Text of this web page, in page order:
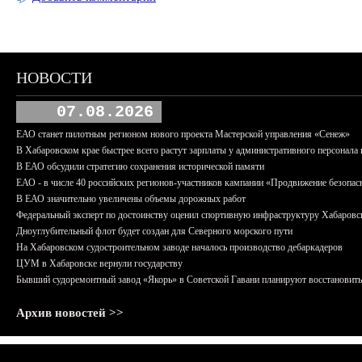
НОВОСТИ
07.08.2026
ЕАО станет пилотным регионом нового проекта Мастерской управления «Сенеж»
В Хабаровском крае быстрее всего растут зарплаты у административного персонала
В ЕАО обсудили стратегию сохранения исторической памяти
ЕАО - в числе 40 российских регионов-участников кампании «Продвижение
В ЕАО значительно увеличены объемы дорожных работ
Федеральный эксперт по достоинству оценил спортивную инфраструктуру
Дноуглубительный флот будет создан для Северного морского пути
На Хабаровском судостроительном заводе началось производство дебаркадеров
ЦУМ в Хабаровске вернули государству
Бывший судоремонтный завод «Якорь» в Советской Гавани планируют восстановить
Архив новостей >>